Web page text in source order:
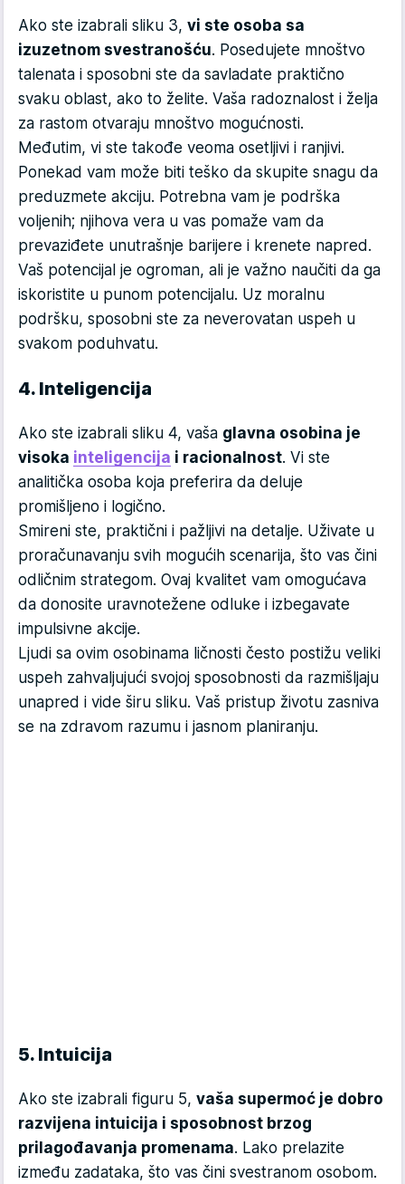
Ako ste izabrali sliku 3, vi ste osoba sa
izuzetnom svestranošću. Posedujete mnoštvo
talenata i sposobni ste da savladate praktično
svaku oblast, ako to želite. Vaša radoznalost i želja
za rastom otvaraju mnoštvo mogućnosti.
Međutim, vi ste takođe veoma osetljivi i ranjivi.
Ponekad vam može biti teško da skupite snagu da
preduzmete akciju. Potrebna vam je podrška
voljenih; njihova vera u vas pomaže vam da
prevaziđete unutrašnje barijere i krenete napred.
Vaš potencijal je ogroman, ali je važno naučiti da ga
iskoristite u punom potencijalu. Uz moralnu
podršku, sposobni ste za neverovatan uspeh u
svakom poduhvatu.
4. Inteligencija
Ako ste izabrali sliku 4, vaša glavna osobina je
visoka inteligencija i racionalnost. Vi ste
analitička osoba koja preferira da deluje
promišljeno i logično.
Smireni ste, praktični i pažljivi na detalje. Uživate u
proračunavanju svih mogućih scenarija, što vas čini
odličnim strategom. Ovaj kvalitet vam omogućava
da donosite uravnotežene odluke i izbegavate
impulsivne akcije.
Ljudi sa ovim osobinama ličnosti često postižu veliki
uspeh zahvaljujući svojoj sposobnosti da razmišljaju
unapred i vide širu sliku. Vaš pristup životu zasniva
se na zdravom razumu i jasnom planiranju.
5. Intuicija
Ako ste izabrali figuru 5, vaša supermoć je dobro
razvijena intuicija i sposobnost brzog
prilagođavanja promenama. Lako prelazite
između zadataka, što vas čini svestranom osobom.